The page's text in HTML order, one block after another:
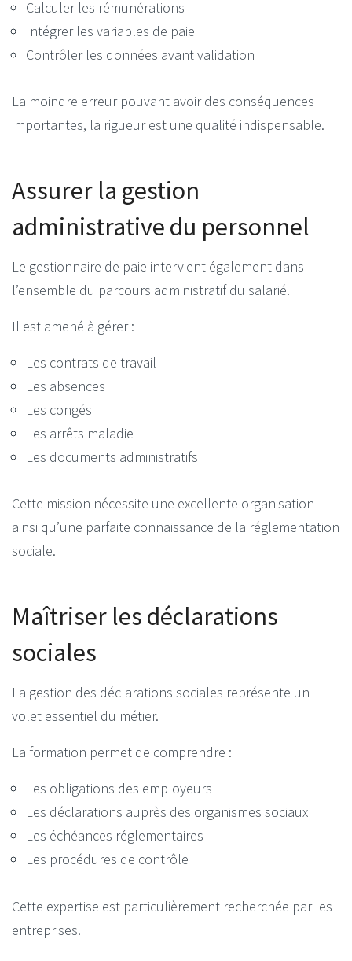
Calculer les rémunérations
Intégrer les variables de paie
Contrôler les données avant validation
La moindre erreur pouvant avoir des conséquences
importantes, la rigueur est une qualité indispensable.
Assurer la gestion
administrative du personnel
Le gestionnaire de paie intervient également dans
l’ensemble du parcours administratif du salarié.
Il est amené à gérer :
Les contrats de travail
Les absences
Les congés
Les arrêts maladie
Les documents administratifs
Cette mission nécessite une excellente organisation
ainsi qu’une parfaite connaissance de la réglementation
sociale.
Maîtriser les déclarations
sociales
La gestion des déclarations sociales représente un
volet essentiel du métier.
La formation permet de comprendre :
Les obligations des employeurs
Les déclarations auprès des organismes sociaux
Les échéances réglementaires
Les procédures de contrôle
Cette expertise est particulièrement recherchée par les
entreprises.